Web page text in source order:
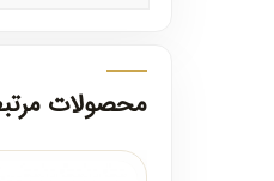
محصولات